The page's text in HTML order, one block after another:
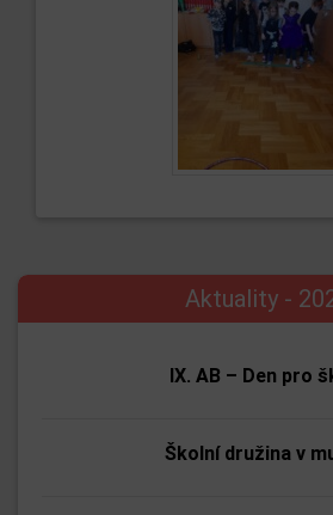
Aktuality -
IX. AB – Den pro
Školní družina v